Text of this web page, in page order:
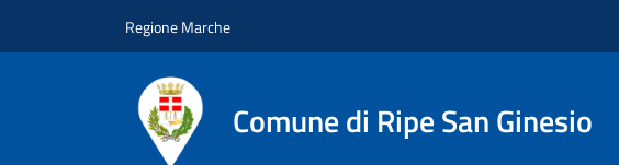
Regione Marche
Comune di Ripe San Ginesio